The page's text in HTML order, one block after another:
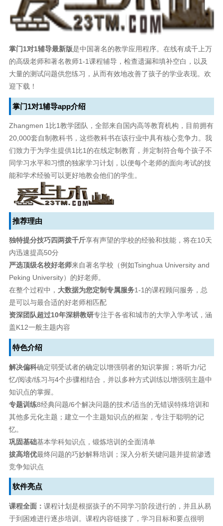
掌门1对1辅导最新版是中国著名的教学应用程序。在线有成千上万
的高级老师和著名教师1-1课程辅导，检查遗漏和填补空白，以及
大量的测试问题供您练习，从而有效地改善了孩子的学业表现。欢
迎下载！
掌门1对1辅导app介绍
Zhangmen 1比1教学团队，全部来自国内高等教育机构，目前拥有
20,000套自制教科书，这些教科书在该行业中具有核心竞争力。我
们致力于为学生提供1比1的在线定制教育，并定制符合每个孩子不
同学习水平和习惯的独家学习计划，以便每个老师的面向考试的技
能和学术经验可以更好地教会他们的学生。
推荐理由
独特提分技巧四两拨千斤享有声望的学校的经验和技能，将在10天
内迅速提高50分
严选顶级名校好老师来自著名学校（例如Tsinghua University and
Peking University）的好老师。
在整个过程中， 大数据为您定制专属服务1-1的课程顾问服务，总
是可以与最合适的好老师相匹配
资深团队超过10年深耕教研专注于各省和城市的大学入学考试，涵
盖K12一般主题内容
特色介绍
解决偏科确定弱受试者的确定以增强弱者的知识掌握；将听力/记
忆/阅读/练习与4个步骤相结合，并以多种方式训练以增强弱主题中
知识点的掌握。
专题训练8经典问题/6个解决问题的技术/适当的无错误特殊培训和
其他多元化主题；建立一个主题知识点的框架，专注于聪明的记
忆。
巩固基础基本学科知识点，锻炼培训的全面清单
拔高培优最终问题的巧妙解释培训；深入分析关键问题并提前渗透
竞争知识点
软件亮点
课程全面： 课程计划是根据孩子的不同学习阶段进行的，并且从易
于到困难进行逐步培训。课程内容链接了，学习目标和要点很明